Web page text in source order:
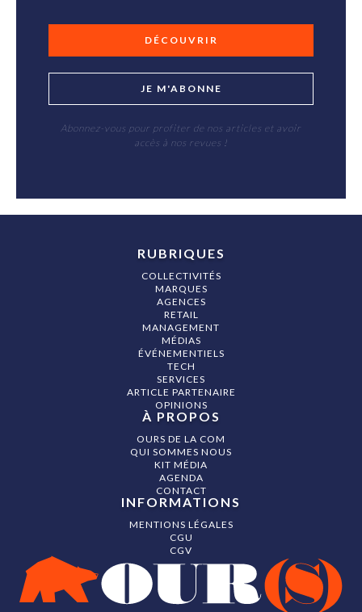
DÉCOUVRIR
JE M'ABONNE
Abonnez-vous pour profiter de nos articles et avoir
accès à nos revues !
RUBRIQUES
COLLECTIVITÉS
MARQUES
AGENCES
RETAIL
MANAGEMENT
MÉDIAS
ÉVÉNEMENTIELS
TECH
SERVICES
ARTICLE PARTENAIRE
OPINIONS
À PROPOS
OURS DE LA COM
QUI SOMMES NOUS
KIT MÉDIA
AGENDA
CONTACT
INFORMATIONS
MENTIONS LÉGALES
CGU
CGV